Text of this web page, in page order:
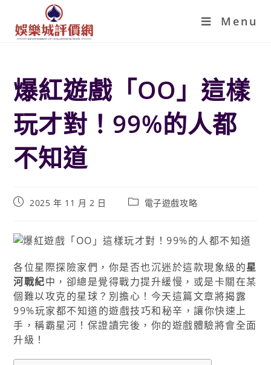
Menu
爆紅遊戲「OO」這樣
玩才對！99%的人都
不知道
2025 年 11 月 2 日 電子遊戲攻略
各位星際探險家們，你是否也沉迷於這款現象級的星
河戰紀中，卻總是覺得戰力提升緩慢，或是卡關在某
個難以攻克的星球？別擔心！今天這篇文章將揭露
99%玩家都不知道的遊戲技巧和秘辛，讓你快速上
手，稱霸星河！保證讀完後，你的遊戲體驗將會全面
升級！